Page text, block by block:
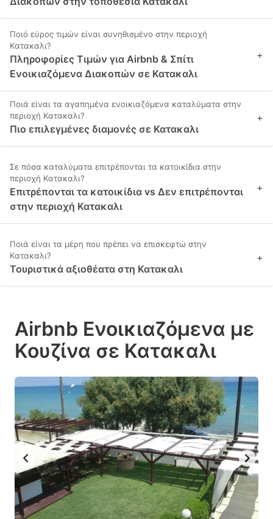
Ποιό εύρος τιμών είναι συνηθισμένο στην περιοχή
Κατακαλι?
Πληροφορίες Τιμών για Airbnb & Σπίτι
Ενοικιαζόμενα Διακοπών σε Κατακαλι
+
Ποιά είναι τα αγαπημένα ενοικιαζόμενα καταλύματα στην
περιοχή Κατακαλι?
Πιο επιλεγμένες διαμονές σε Κατακαλι
+
Σε πόσα καταλύματα επιτρέπονται τα κατοικίδια στην
περιοχή Κατακαλι?
Επιτρέπονται τα κατοικίδια vs Δεν επιτρέπονται
στην περιοχή Κατακαλι
+
Ποιά είναι τα μέρη που πρέπει να επισκεφτώ στην
Κατακαλι?
Τουριστικά αξιοθέατα στη Κατακαλι
+
Airbnb Ενοικιαζόμενα με
Κουζίνα σε Κατακαλι